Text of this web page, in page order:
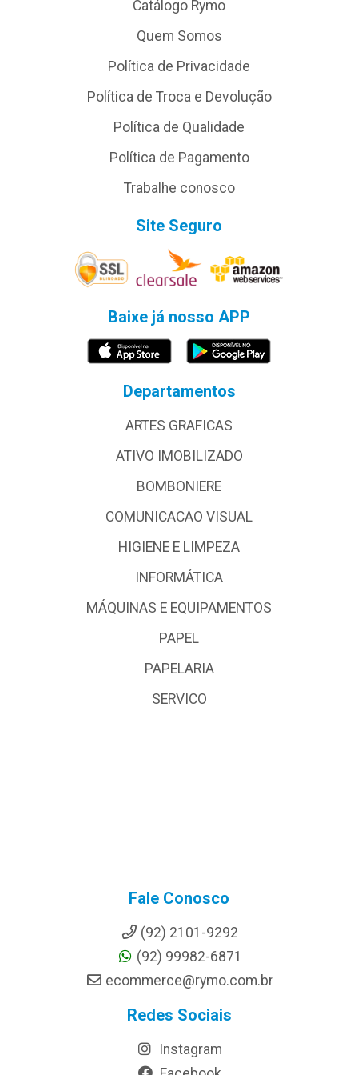
Catálogo Rymo
Quem Somos
Política de Privacidade
Política de Troca e Devolução
Política de Qualidade
Política de Pagamento
Trabalhe conosco
Site Seguro
Baixe já nosso APP
Departamentos
ARTES GRAFICAS
ATIVO IMOBILIZADO
BOMBONIERE
COMUNICACAO VISUAL
HIGIENE E LIMPEZA
INFORMÁTICA
MÁQUINAS E EQUIPAMENTOS
PAPEL
PAPELARIA
SERVICO
Fale Conosco
(92) 2101-9292
(92) 99982-6871
ecommerce@rymo.com.br
Redes Sociais
Instagram